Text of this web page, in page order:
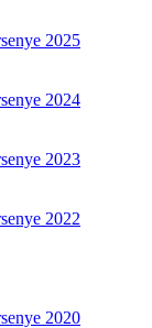
2025
2024
2023
2022
2020